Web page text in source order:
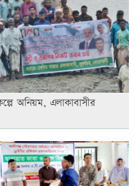
অনিয়ম, এলাকাবাসীর